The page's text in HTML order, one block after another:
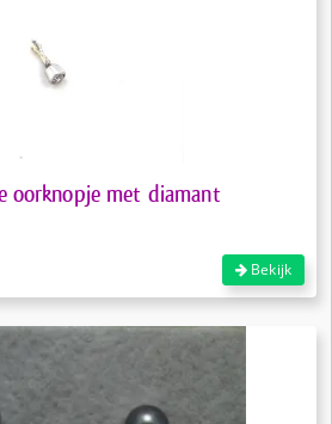
oorknopje met diamant
Bekijk